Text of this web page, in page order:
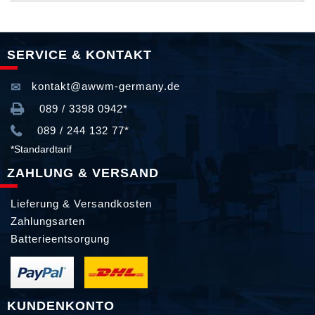
SERVICE & KONTAKT
kontakt@awwm-germany.de
089 / 3398 0942*
089 / 244 132 77*
*Standardtarif
ZAHLUNG & VERSAND
Lieferung & Versandkosten
Zahlungsarten
Batterieentsorgung
KUNDENKONTO